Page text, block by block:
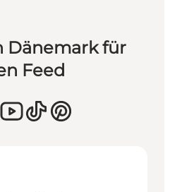
Dänemark für
Feed